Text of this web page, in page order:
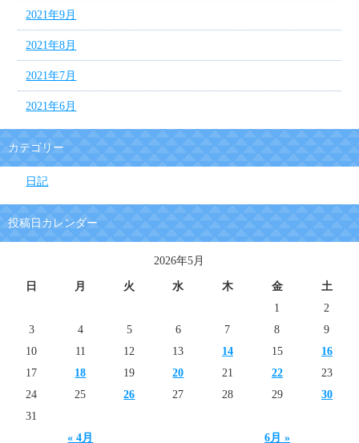
2021年9月
2021年8月
2021年7月
2021年6月
カテゴリー
日記
投稿日カレンダー
2026年5月
日 月 火 水 木 金 土
« 4月 6月 »
1
2
3
4 5 6 7 8
9
10
11 12 13 14 15
16
17
18 19 20 21 22
23
24
25 26 27 28 29
30
31